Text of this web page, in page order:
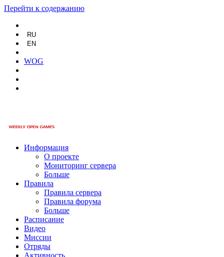
Перейти к содержанию
RU
EN
WOG
Информация
О проекте
Мониторинг сервера
Больше
Правила
Правила сервера
Правила форума
Больше
Расписание
Видео
Миссии
Отряды
Активность